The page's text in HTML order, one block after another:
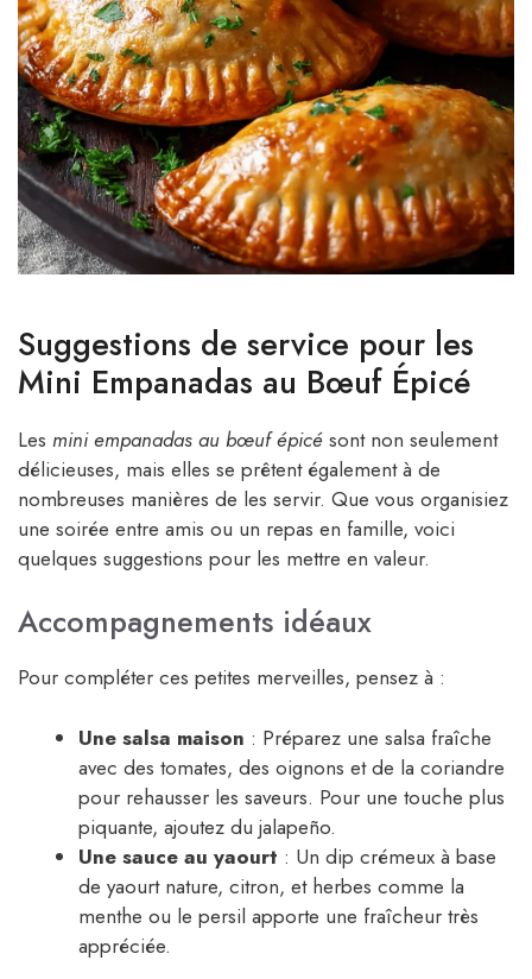
Suggestions de service pour les
Mini Empanadas au Bœuf Épicé
Les mini empanadas au bœuf épicé sont non seulement
délicieuses, mais elles se prêtent également à de
nombreuses manières de les servir. Que vous organisiez
une soirée entre amis ou un repas en famille, voici
quelques suggestions pour les mettre en valeur.
Accompagnements idéaux
Pour compléter ces petites merveilles, pensez à :
Une salsa maison : Préparez une salsa fraîche
avec des tomates, des oignons et de la coriandre
pour rehausser les saveurs. Pour une touche plus
piquante, ajoutez du jalapeño.
Une sauce au yaourt : Un dip crémeux à base
de yaourt nature, citron, et herbes comme la
menthe ou le persil apporte une fraîcheur très
appréciée.